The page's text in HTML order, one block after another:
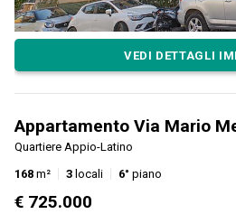
VEDI DETTAGLI
Appartamento Via Mario
Quartiere Appio-Latino
168 m² 3 locali 6° piano
€ 725.000